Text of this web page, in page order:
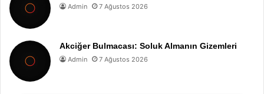
Admin 7 Ağustos 2026
Akciğer Bulmacası: Soluk Almanın Gizemleri
Admin 7 Ağustos 2026